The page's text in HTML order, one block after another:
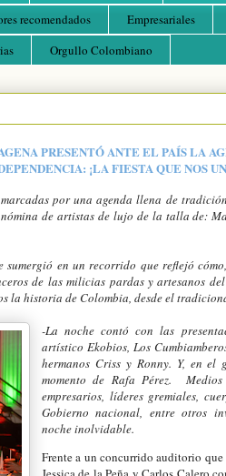
recomendados Empresariales
Orgullo Colombiano
PRESENTÓ ANTE EL PAÍS LA
¡LA FIESTA QUE NOS
por una agenda llena de
de artistas de lujo de la talla de:
en un recorrido que reflejó
de las milicias pardas y artesanos
la historia de Colombia, desde el
-La noche contó con las
artístico Ekobios, Los
hermanos Criss y Ronny. Y, en
momento de Rafa Pérez.
empresarios, líderes gremiales,
Gobierno nacional, entre otros
noche inolvidable.
Frente a un concurrido auditorio